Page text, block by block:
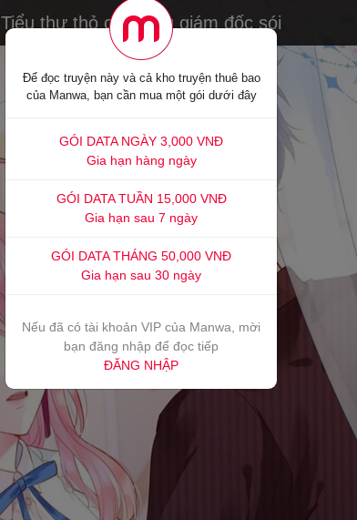
Tiểu thư thỏ của tổng giám đốc sói
Để đọc truyện này và cả kho truyện thuê bao
của Manwa, bạn cần mua một gói dưới đây
GÓI DATA NGÀY 3,000 VNĐ
Gia hạn hàng ngày
GÓI DATA TUẦN 15,000 VNĐ
Gia hạn sau 7 ngày
GÓI DATA THÁNG 50,000 VNĐ
Gia hạn sau 30 ngày
Nếu đã có tài khoản VIP của Manwa, mời
bạn đăng nhập để đọc tiếp
ĐĂNG NHẬP